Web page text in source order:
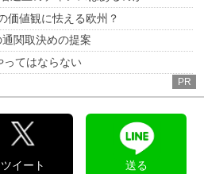
価値観に怯える欧州？
関取決めの提案
ってはならない
PR
ツイート 送る